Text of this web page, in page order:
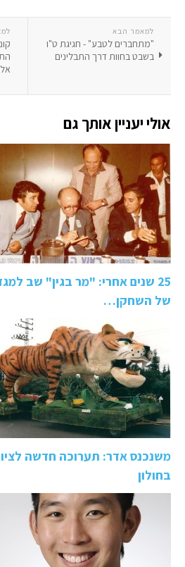
למאמר הבא
"מתחברים לטבע" - חגיגת ט"ו
בשבט בחוות דרך התבלינים
אולי יעניין אותך גם
25 שנים אחרי: "מר בגין" שב
של השחקן…
בחולון